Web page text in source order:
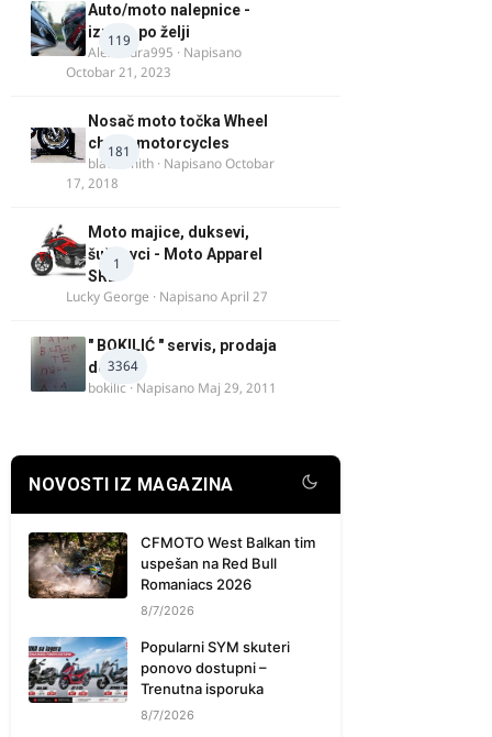
119
Auto/moto nalepnice -
izrada po želji
Alexandra995 · Napisano
Octobar 21, 2023
181
Nosač moto točka Wheel
chock motorcycles
blacksmith · NapisanoOctobar
17, 2018
1
Moto majice, duksevi,
šuškavci - Moto Apparel
SRB
Lucky George · NapisanoApril 27
3364
" BOKILIĆ " servis, prodaja
delova
bokilic · Napisano Maj 29, 2011
NOVOSTI IZ MAGAZINA
CFMOTO West Balkan tim
uspešan na Red Bull
Romaniacs 2026
8/7/2026
Popularni SYM skuteri
ponovo dostupni –
Trenutna isporuka
8/7/2026